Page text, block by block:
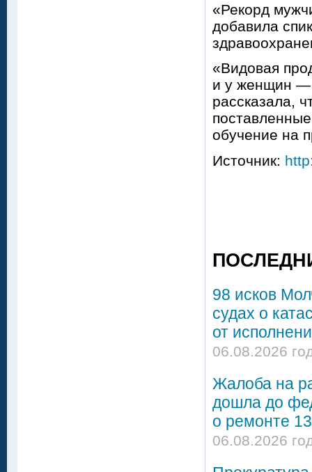
«Рекорд
добавила
«Видовая
и у женщин —
рассказала,
обучение на
Источник:
98 исков
судах о
от
06.08.2026
Жалоба на
дошла до
о ремонте
06.08.2026